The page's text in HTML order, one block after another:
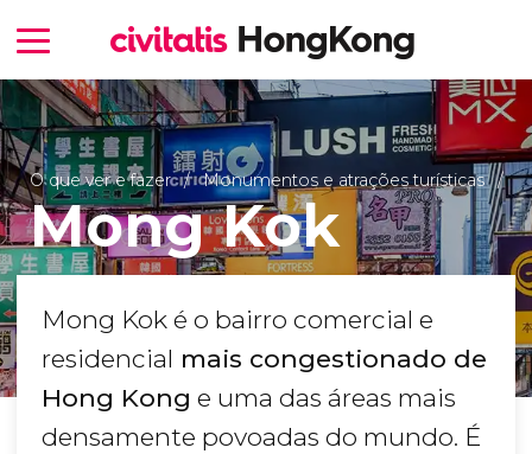
O que ver e fazer Monumentos e atrações turísticas
Mong Kok
Mong Kok é o bairro comercial e
residencial mais congestionado de
Hong Kong e uma das áreas mais
densamente povoadas do mundo. É